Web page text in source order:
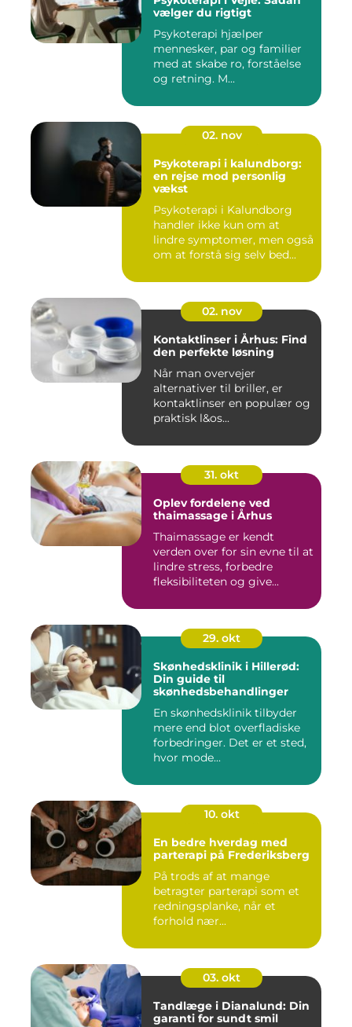
vælger du rigtigt
Psykoterapi hjælper
mennesker, par og familier
med at skabe ro, forståelse
og retning. M...
02. nov
Psykoterapi i kalundborg:
en rejse mod personlig
vækst
Psykoterapi i Kalundborg
handler ikke kun om at
lindre symptomer, men også
om at forstå sig selv bed...
02. nov
Kontaktlinser i Århus: Find
den perfekte løsning
Når man overvejer
alternativer til briller, er
kontaktlinser en populær og
praktisk l&os...
31. okt
Oplev fordelene ved
thaimassage i Århus
Thaimassage er kendt
verden over for sin evne til at
lindre stress, forbedre
fleksibiliteten og give...
29. okt
Skønhedsklinik i Hillerød:
Din guide til
skønhedsbehandlinger
En skønhedsklinik tilbyder
mere end blot overfladiske
forbedringer. Det er et sted,
hvor mode...
10. okt
En bedre hverdag med
parterapi på Frederiksberg
På trods af at mange
betragter parterapi som et
redningsplanke, når et
forhold nær...
03. okt
Tandlæge i Dianalund: Din
garanti for sundt smil